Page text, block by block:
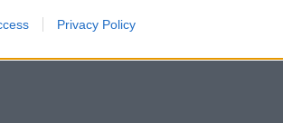
Privacy Policy